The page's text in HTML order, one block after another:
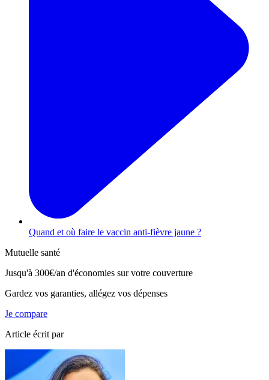
Quand et où faire le vaccin anti-fièvre jaune ?
Mutuelle santé
Jusqu'à 300€/an d'économies sur votre couverture
Gardez vos garanties, allégez vos dépenses
Je compare
Article écrit par